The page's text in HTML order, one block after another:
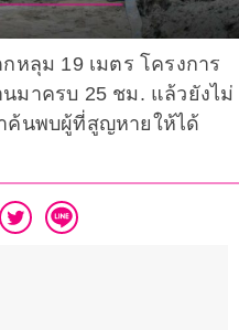
หลุม 19 เมตร โครงการ
มาครบ 25 ชม. แล้วยังไม่
ค้นพบผู้ที่สูญหายให้ได้